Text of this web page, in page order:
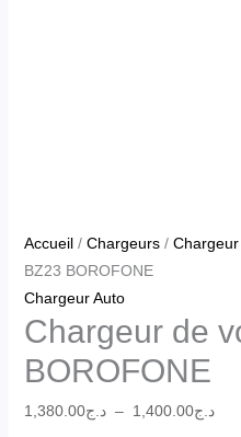
Accueil/ Chargeurs/ Chargeur
BZ23 BOROFONE
Chargeur Auto
Chargeur de
BOROFONE
د.ج1,380.00 – د.ج1,400.00